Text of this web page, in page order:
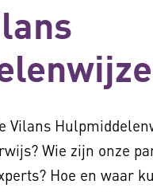
Vilans
Wie zijn onze
Hoe en waar